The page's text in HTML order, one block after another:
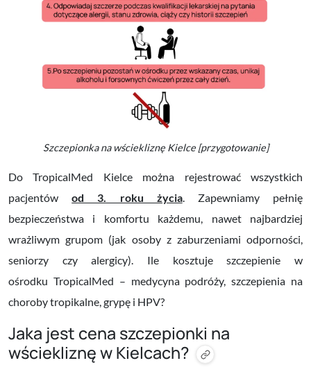
Szczepionka na wściekliznę Kielce [przygotowanie]
Do TropicalMed Kielce można rejestrować wszystkich
pacjentówod 3. roku życia. Zapewniamy pełnię
bezpieczeństwa i komfortu każdemu, nawet najbardziej
wrażliwym grupom (jak osoby z zaburzeniami odporności,
seniorzy czy alergicy). Ile kosztujeszczepienie w
ośrodku TropicalMed – medycyna podróży, szczepienia na
choroby tropikalne, grypę i HPV?
Jaka jest cena szczepionki na
wściekliznę w Kielcach?